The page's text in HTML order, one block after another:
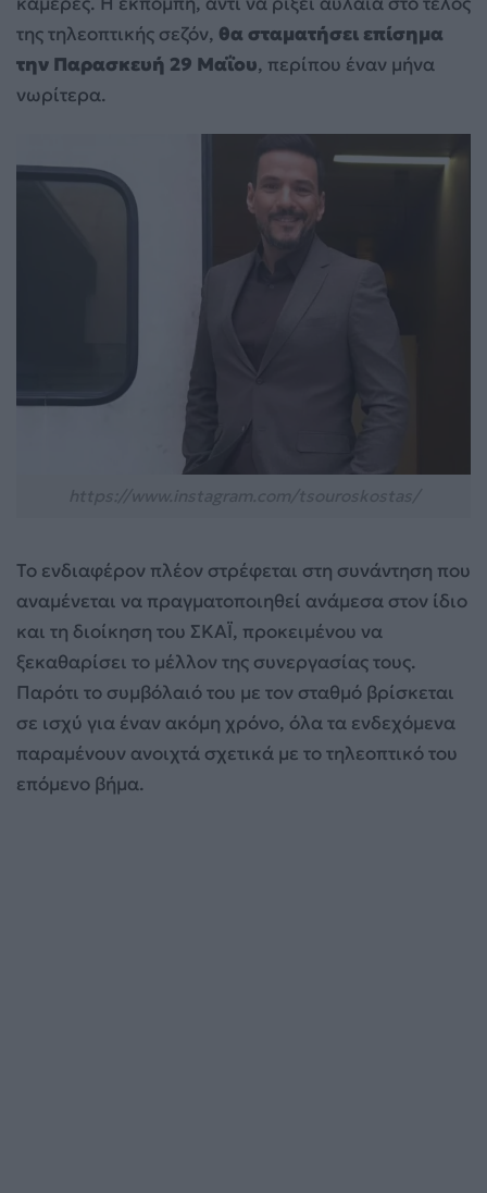
της τηλεοπτικής σεζόν, θα σταματήσει επίσημα
την Παρασκευή 29 Μαΐου, περίπου έναν μήνα
νωρίτερα.
Το ενδιαφέρον πλέον στρέφεται στη συνάντηση που
αναμένεται να πραγματοποιηθεί ανάμεσα στον ίδιο
και τη διοίκηση του ΣΚΑΪ, προκειμένου να
ξεκαθαρίσει το μέλλον της συνεργασίας τους.
Παρότι το συμβόλαιό του με τον σταθμό βρίσκεται
σε ισχύ για έναν ακόμη χρόνο, όλα τα ενδεχόμενα
παραμένουν ανοιχτά σχετικά με το τηλεοπτικό του
επόμενο βήμα.